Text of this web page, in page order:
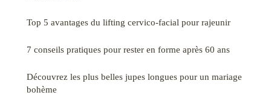
Top 5 avantages du lifting cervico-facial pour rajeunir
7 conseils pratiques pour rester en forme après 60 ans
Découvrez les plus belles jupes longues pour un mariage
bohème